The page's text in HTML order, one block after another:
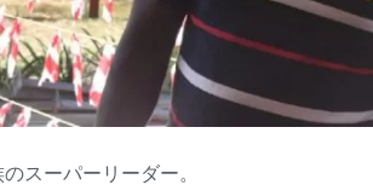
スーパーリーダー。